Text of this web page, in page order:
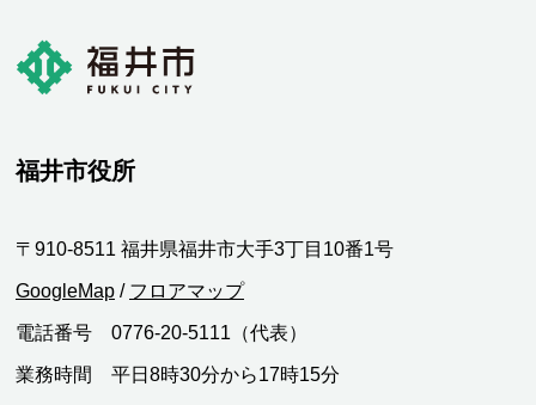
福井市役所
〒910-8511 福井県福井市大手3丁目10番1号
GoogleMap / フロアマップ
電話番号 0776-20-5111（代表）
業務時間 平日8時30分から17時15分